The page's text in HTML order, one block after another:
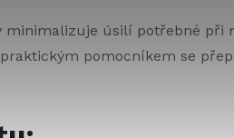
minimalizuje úsilí potřebné
pomocníkem se